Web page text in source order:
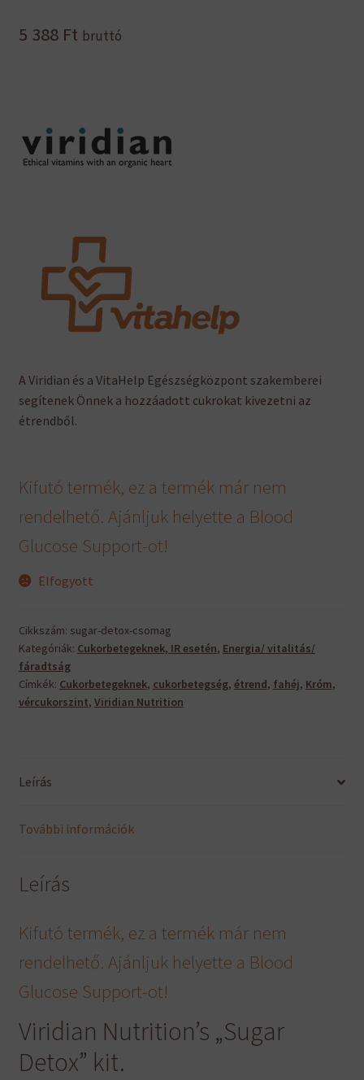
5 388 Ft bruttó
A Viridian és a VitaHelp Egészségközpont szakemberei
segítenek Önnek a hozzáadott cukrokat kivezetni az
étrendből.
Kifutó termék, ez a termék már nem
rendelhető. Ajánljuk helyette a Blood
Glucose Support-ot!
Elfogyott
Cikkszám: sugar-detox-csomag
Kategóriák: Cukorbetegeknek, IR esetén, Energia/ vitalitás/
fáradtság
Címkék: Cukorbetegeknek, cukorbetegség, étrend, fahéj, Króm,
vércukorszint, Viridian Nutrition
Leírás
További információk
Leírás
Kifutó termék, ez a termék már nem
rendelhető. Ajánljuk helyette a Blood
Glucose Support-ot!
Viridian Nutrition’s „Sugar
Detox” kit.